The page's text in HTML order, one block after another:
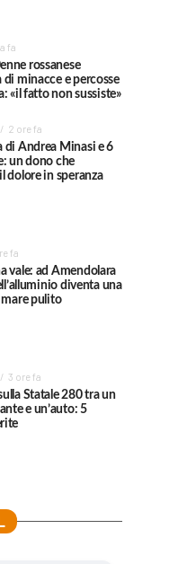
fa
rossanese
di minacce e percosse
«il fatto non sussiste»
2 ore fa
di Andrea Minasi e 6
un dono che
dolore in speranza
fa
vale: ad Amendolara
diventa una
pulito
3 ore fa
Statale 280 tra un
e un’auto: 5